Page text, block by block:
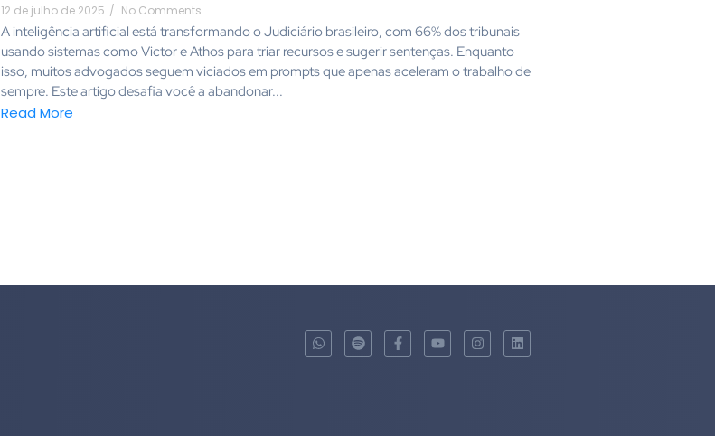
12 de julho de 2025 / No Comments
A inteligência artificial está transformando o Judiciário brasileiro, com 66% dos tribunais
usando sistemas como Victor e Athos para triar recursos e sugerir sentenças. Enquanto
isso, muitos advogados seguem viciados em prompts que apenas aceleram o trabalho de
sempre. Este artigo desafia você a abandonar...
Read More